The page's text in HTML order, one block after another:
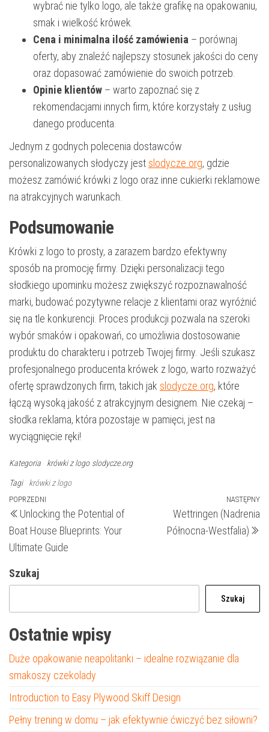
wybrać nie tylko logo, ale także grafikę na opakowaniu,
smak i wielkość krówek.
Cena i minimalna ilość zamówienia – porównaj
oferty, aby znaleźć najlepszy stosunek jakości do ceny
oraz dopasować zamówienie do swoich potrzeb.
Opinie klientów – warto zapoznać się z
rekomendacjami innych firm, które korzystały z usług
danego producenta.
Jednym z godnych polecenia dostawców
personalizowanych słodyczy jest slodycze.org, gdzie
możesz zamówić krówki z logo oraz inne cukierki reklamowe
na atrakcyjnych warunkach.
Podsumowanie
Krówki z logo to prosty, a zarazem bardzo efektywny
sposób na promocję firmy. Dzięki personalizacji tego
słodkiego upominku możesz zwiększyć rozpoznawalność
marki, budować pozytywne relacje z klientami oraz wyróżnić
się na tle konkurencji. Proces produkcji pozwala na szeroki
wybór smaków i opakowań, co umożliwia dostosowanie
produktu do charakteru i potrzeb Twojej firmy. Jeśli szukasz
profesjonalnego producenta krówek z logo, warto rozważyć
ofertę sprawdzonych firm, takich jak slodycze.org, które
łączą wysoką jakość z atrakcyjnym designem. Nie czekaj –
słodka reklama, która pozostaje w pamięci, jest na
wyciągnięcie ręki!
Kategoria krówki z logo slodycze.org
Tagi krówki z logo
Nawigacja
wpisu
Poprzedni
wpis
POPRZEDNI
Unlocking the Potential of
Boat House Blueprints: Your
Ultimate Guide
NASTĘPNY
Wettringen (Nadrenia
Północna-Westfalia)
Szukaj
Szukaj
Ostatnie wpisy
Duże opakowanie neapolitanki – idealne rozwiązanie dla
smakoszy czekolady
Introduction to Easy Plywood Skiff Design
Pełny trening w domu – jak efektywnie ćwiczyć bez siłowni?